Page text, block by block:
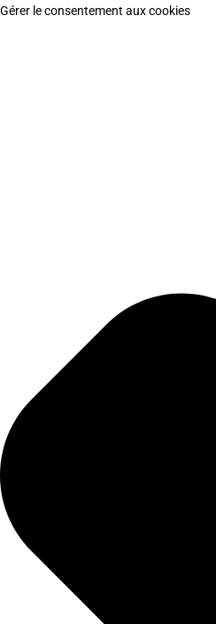
Gérer le consentement aux cookies